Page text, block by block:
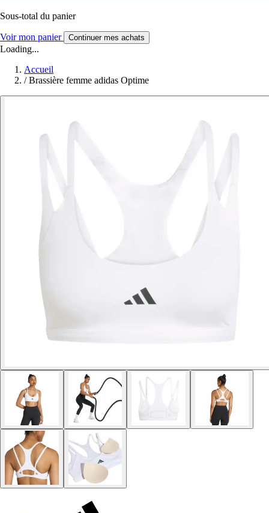
Sous-total du panier
Voir mon panier Continuer mes achats
Loading...
Accueil
/ Brassière femme adidas Optime